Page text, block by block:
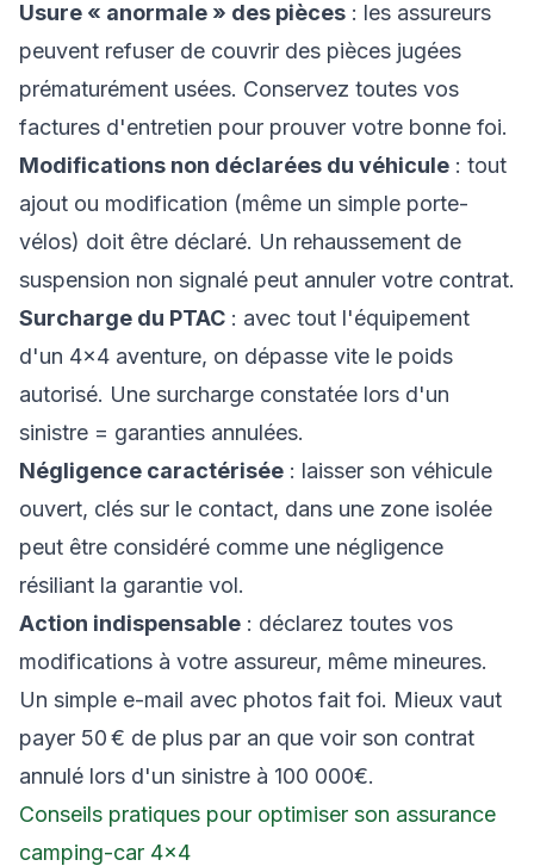
Usure « anormale » des pièces : les assureurs
peuvent refuser de couvrir des pièces jugées
prématurément usées. Conservez toutes vos
factures d'entretien pour prouver votre bonne foi.
Modifications non déclarées du véhicule : tout
ajout ou modification (même un simple porte-
vélos) doit être déclaré. Un rehaussement de
suspension non signalé peut annuler votre contrat.
Surcharge du PTAC : avec tout l'équipement
d'un 4×4 aventure, on dépasse vite le poids
autorisé. Une surcharge constatée lors d'un
sinistre = garanties annulées.
Négligence caractérisée : laisser son véhicule
ouvert, clés sur le contact, dans une zone isolée
peut être considéré comme une négligence
résiliant la garantie vol.
Action indispensable : déclarez toutes vos
modifications à votre assureur, même mineures.
Un simple e-mail avec photos fait foi. Mieux vaut
payer 50 € de plus par an que voir son contrat
annulé lors d'un sinistre à 100 000€.
Conseils pratiques pour optimiser son assurance
camping-car 4×4